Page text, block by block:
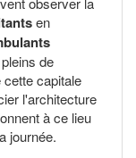
en
de
capitale
l'architecture
à ce lieu
journée.